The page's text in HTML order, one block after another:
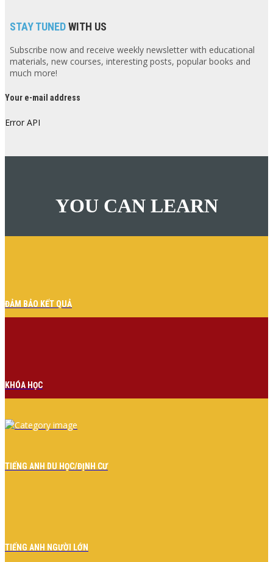
STAY TUNEDWITH US
Subscribe now and receive weekly newsletter with educational
materials, new courses, interesting posts, popular books and
much more!
Your e-mail address
Error API
YOU CAN LEARN
ĐẢM BẢO KẾT QUẢ
KHÓA HỌC
TIẾNG ANH DU HỌC/ĐỊNH CƯ
TIẾNG ANH NGƯỜI LỚN